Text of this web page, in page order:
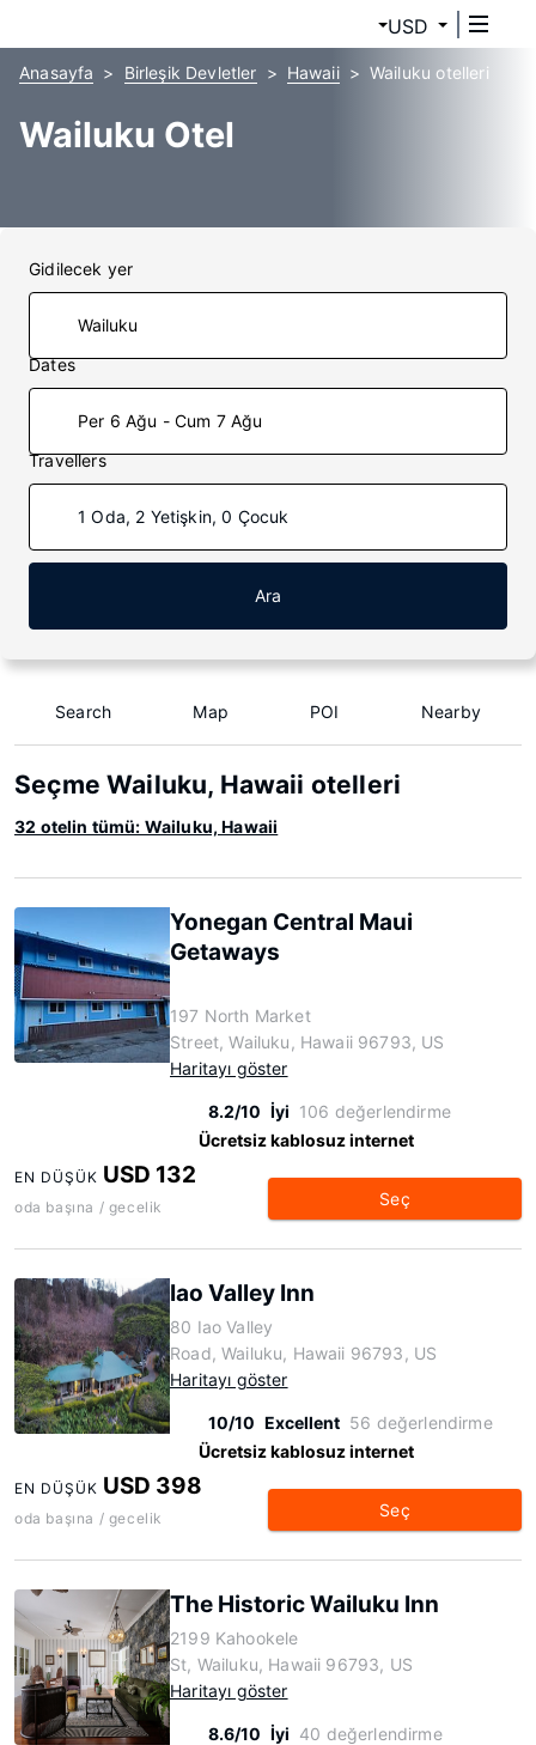
USD
Anasayfa Birleşik Devletler Hawaii Wailuku otelleri
Wailuku Otel
Gidilecek yer
Dates
Per 6 Ağu - Cum 7 Ağu
Travellers
1 Oda, 2 Yetişkin, 0 Çocuk
Ara
Search Map POI Nearby
Seçme Wailuku, Hawaii otelleri
32 otelin tümü: Wailuku, Hawaii
Yonegan Central Maui
Getaways
197 North Market
Street, Wailuku, Hawaii 96793, US
Haritayı göster
8.2/10 İyi 106 değerlendirme
Ücretsiz kablosuz internet
EN DÜŞÜK USD 132
oda başına / gecelik Seç
Iao Valley Inn
80 Iao Valley
Road, Wailuku, Hawaii 96793, US
Haritayı göster
10/10 Excellent 56 değerlendirme
Ücretsiz kablosuz internet
EN DÜŞÜK USD 398
oda başına / gecelik Seç
The Historic Wailuku Inn
2199 Kahookele
St, Wailuku, Hawaii 96793, US
Haritayı göster
8.6/10 İyi 40 değerlendirme